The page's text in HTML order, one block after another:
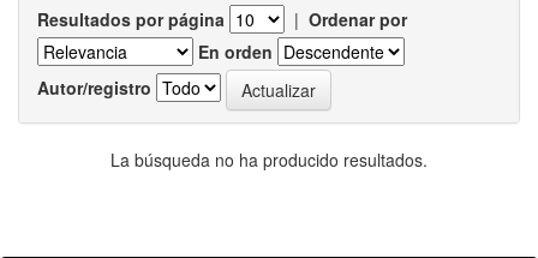
Resultados por página | Ordenar por
En orden
Autor/registro
La búsqueda no ha producido resultados.